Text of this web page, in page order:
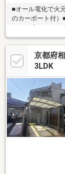
■オール電化で
のカーポート付
グのできるスペ
は車種による※売
京都府
3LDK